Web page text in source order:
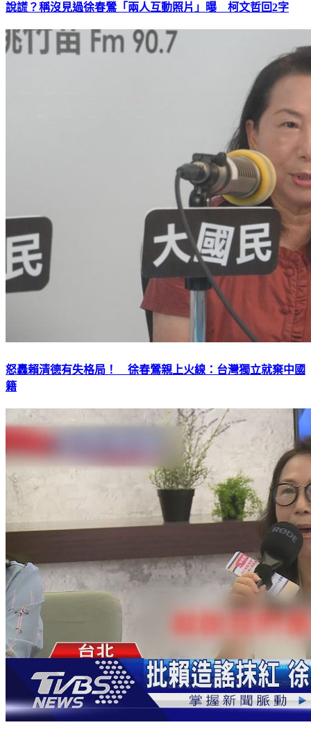
說謊？稱沒見過徐春鶯「兩人互動照片」曝 柯文哲回2字
怒轟賴清德有失格局！ 徐春鶯親上火線：台灣獨立就棄中國
籍